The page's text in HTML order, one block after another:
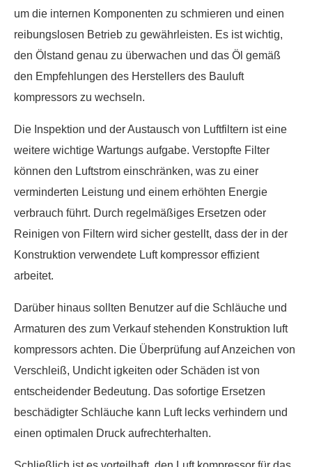
um die internen Komponenten zu schmieren und einen
reibungslosen Betrieb zu gewährleisten. Es ist wichtig,
den Ölstand genau zu überwachen und das Öl gemäß
den Empfehlungen des Herstellers des Bauluft
kompressors zu wechseln.
Die Inspektion und der Austausch von Luftfiltern ist eine
weitere wichtige Wartungs aufgabe. Verstopfte Filter
können den Luftstrom einschränken, was zu einer
verminderten Leistung und einem erhöhten Energie
verbrauch führt. Durch regelmäßiges Ersetzen oder
Reinigen von Filtern wird sicher gestellt, dass der in der
Konstruktion verwendete Luft kompressor effizient
arbeitet.
Darüber hinaus sollten Benutzer auf die Schläuche und
Armaturen des zum Verkauf stehenden Konstruktion luft
kompressors achten. Die Überprüfung auf Anzeichen von
Verschleiß, Undicht igkeiten oder Schäden ist von
entscheidender Bedeutung. Das sofortige Ersetzen
beschädigter Schläuche kann Luft lecks verhindern und
einen optimalen Druck aufrechterhalten.